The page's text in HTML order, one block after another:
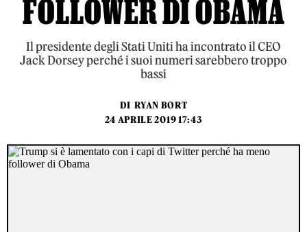
FOLLOWER DI OBAMA
Il presidente degli Stati Uniti ha incontrato il CEO
Jack Dorsey perché i suoi numeri sarebbero troppo
bassi
DI RYAN BORT
24 APRILE 2019 17:43